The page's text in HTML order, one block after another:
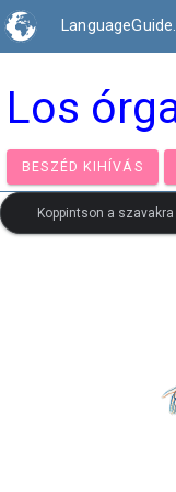
Los
BESZÉD KIHÍVÁS
Koppintson a